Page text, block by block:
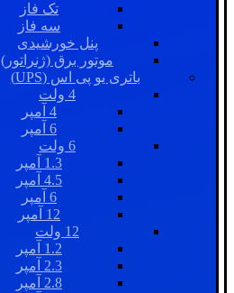
تک فاز
سه فاز
پنل خورشیدی
موتور برق (ژنراتور)
باتری یو پی اس (UPS)
4 ولت
4 آمپر
6 آمپر
6 ولت
1.3 آمپر
4.5 آمپر
6 آمپر
12 آمپر
12 ولت
1.2 آمپر
2.3 آمپر
2.8 آمپر